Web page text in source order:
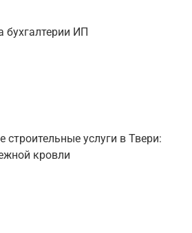
бухгалтерии ИП
услуги в Твери:
кровли